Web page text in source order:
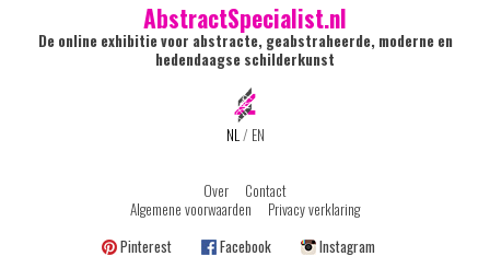
AbstractSpecialist.nl
De online exhibitie voor abstracte, geabstraheerde, moderne en
hedendaagse schilderkunst
NL/ EN
Over
Contact
Algemene voorwaarden
Privacy verklaring
Pinterest
Facebook Instagram